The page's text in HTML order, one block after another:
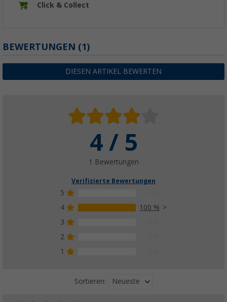
Click & Collect
BEWERTUNGEN (1)
DIESEN ARTIKEL BEWERTEN
4 / 5
1 Bewertungen
Verifizierte Bewertungen
5
4
100 %
3
2
1
Sortieren: Neueste